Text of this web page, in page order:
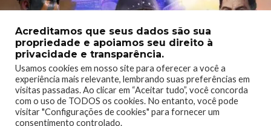
Acreditamos que seus dados são sua
propriedade e apoiamos seu direito à
privacidade e transparência.
Usamos cookies em nosso site para oferecer a você a
experiência mais relevante, lembrando suas preferências em
visitas passadas. Ao clicar em “Aceitar tudo”, você concorda
com o uso de TODOS os cookies. No entanto, você pode
visitar "Configurações de cookies" para fornecer um
consentimento controlado.